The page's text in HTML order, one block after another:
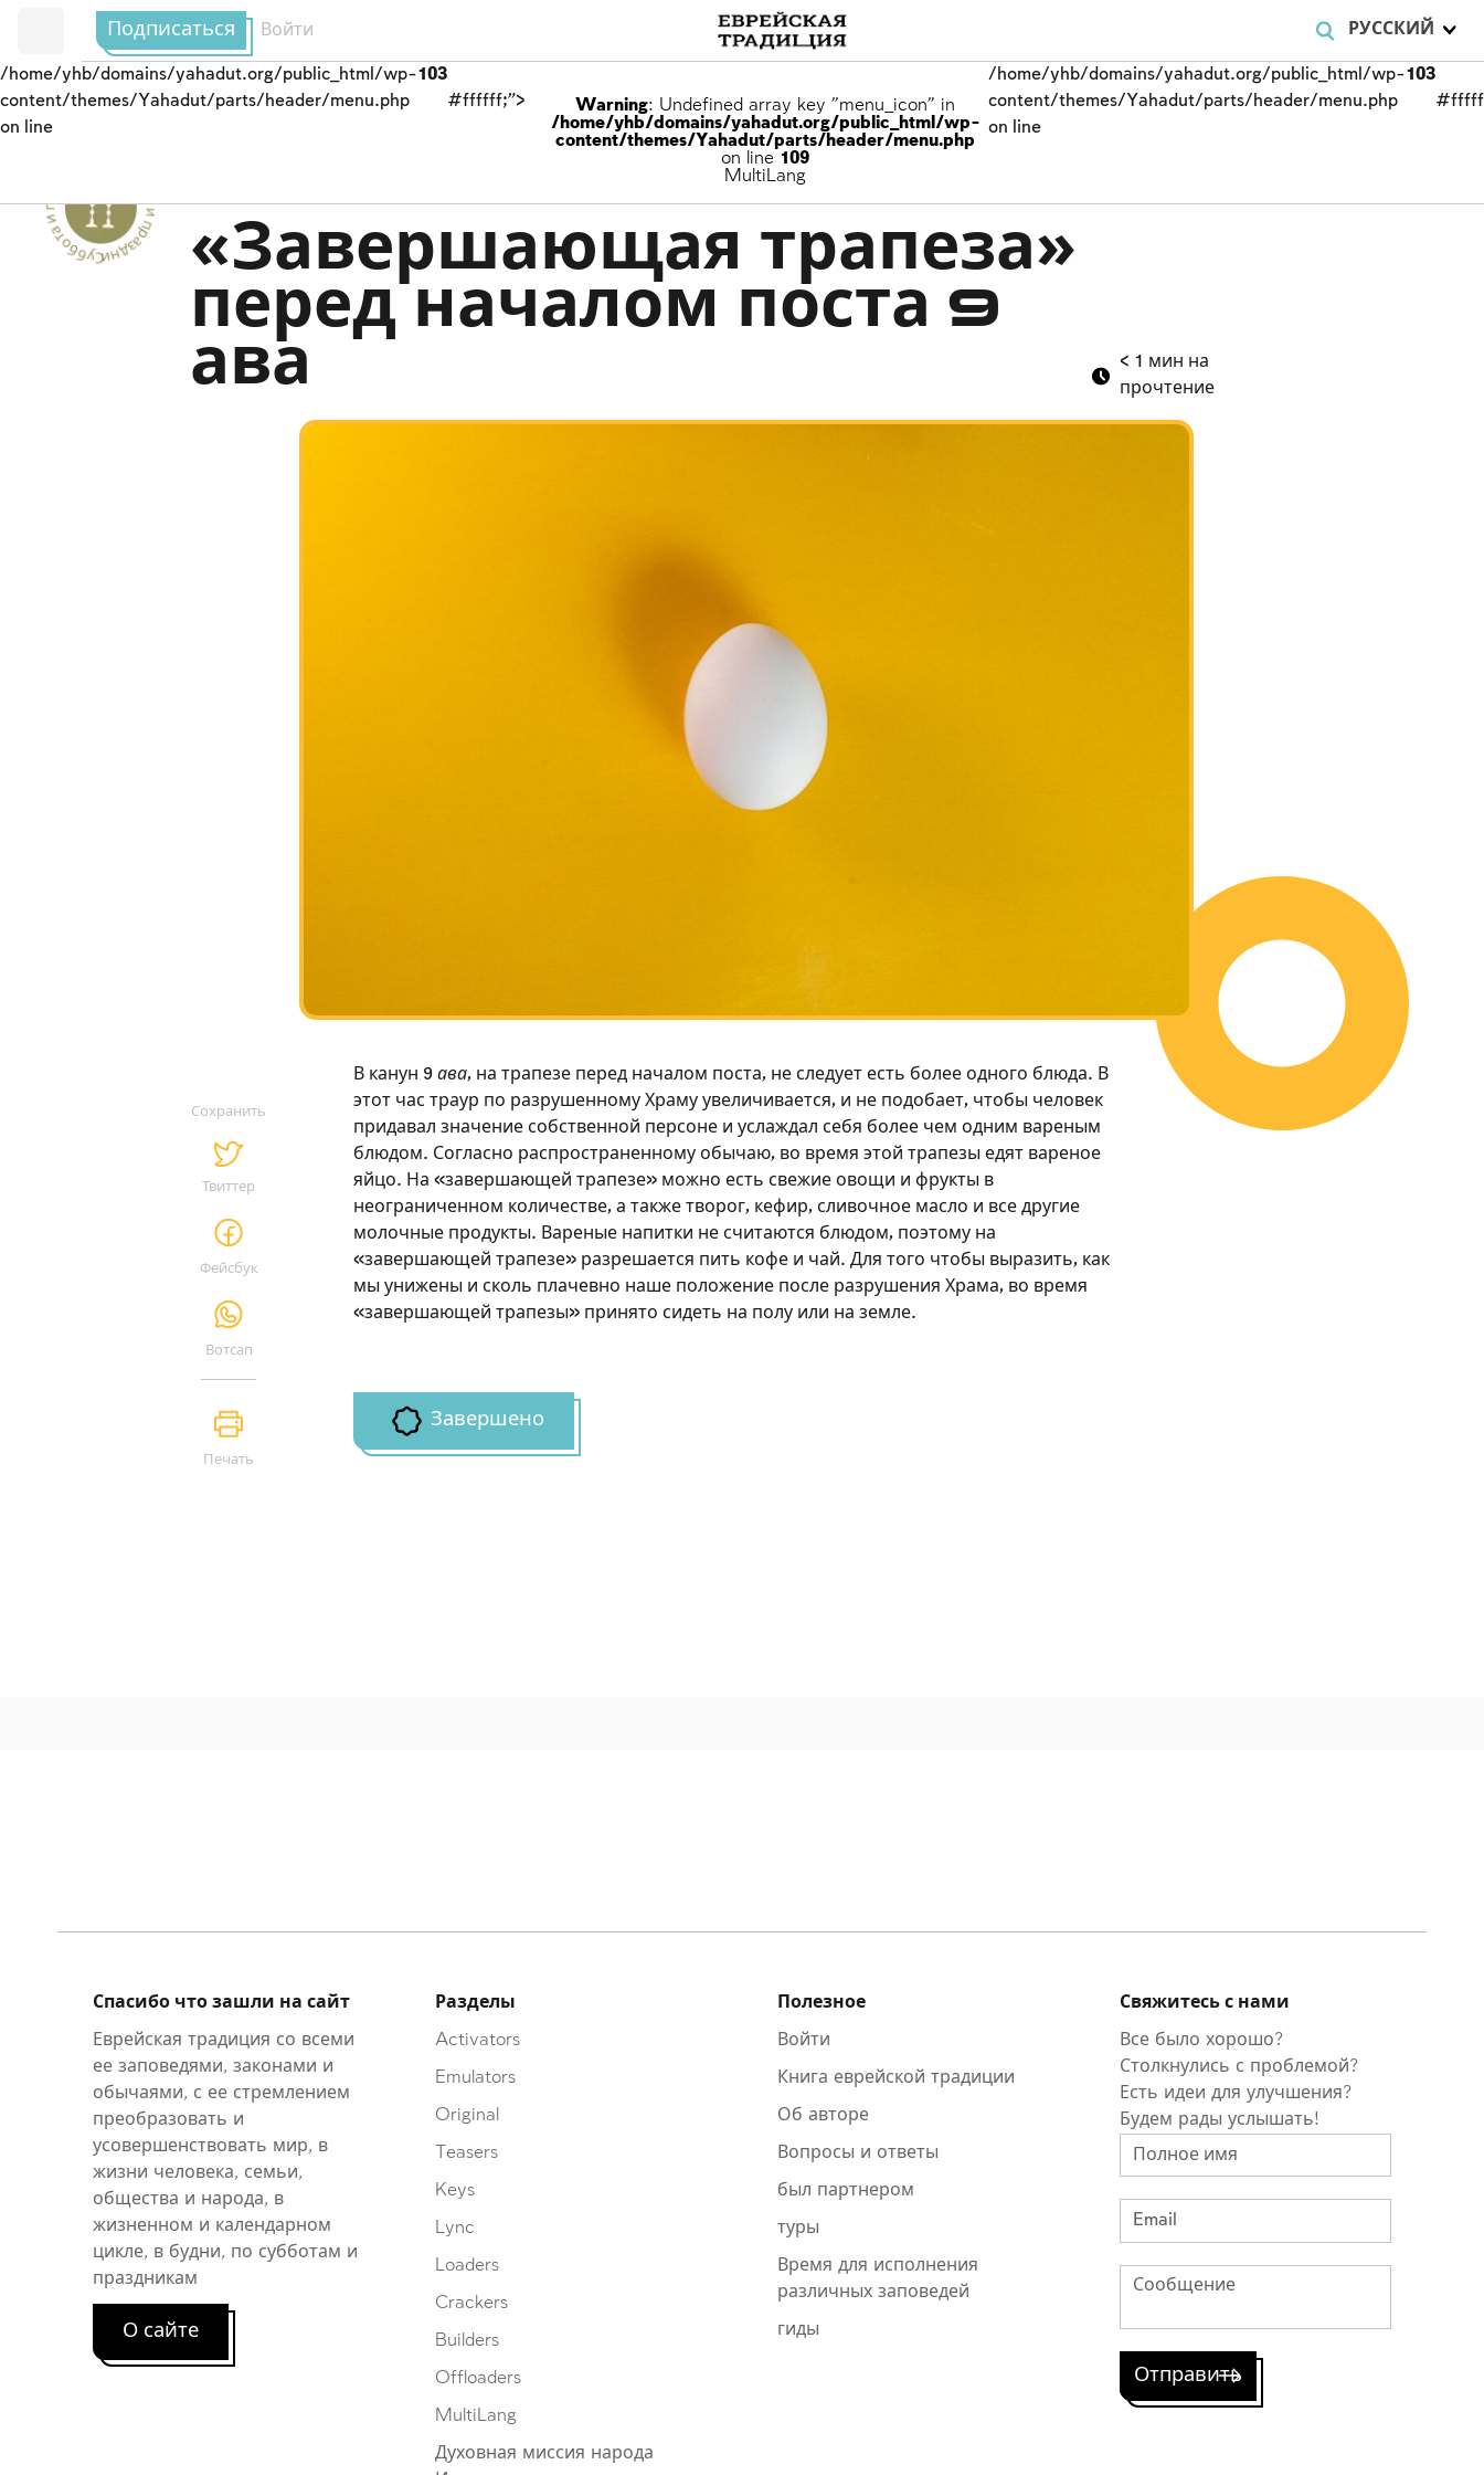
РУССКИЙ
Подписаться Войти
/home/yhb/domains/yahadut.org/public_html/wp-
content/themes/Yahadut/parts/header/menu.php
on line
103
#ffffff;">
Warning: Undefined array key "menu_icon" in
/home/yhb/domains/yahadut.org/public_html/wp-
content/themes/Yahadut/parts/header/menu.php
on line 109
MultiLang
/home/yhb/domains/yahadut.org/public_html/wp-
content/themes/Yahadut/parts/header/menu.php
on line
103
Суббота и праздники - Суббота и праздники -- «Завершающая трапеза»
перед началом поста 9
ава
< 1 мин на
прочтение
Сохранить
Твиттер
Фейсбук
Вотсап
Печать
В канун 9 ава, на трапезе перед началом поста, не следует есть более одного блюда. В
этот час траур по разрушенному Храму увеличивается, и не подобает, чтобы человек
придавал значение собственной персоне и услаждал себя более чем одним вареным
блюдом. Согласно распространенному обычаю, во время этой трапезы едят вареное
яйцо. На «завершающей трапезе» можно есть свежие овощи и фрукты в
неограниченном количестве, а также творог, кефир, сливочное масло и все другие
молочные продукты. Вареные напитки не считаются блюдом, поэтому на
«завершающей трапезе» разрешается пить кофе и чай. Для того чтобы выразить, как
мы унижены и сколь плачевно наше положение после разрушения Храма, во время
«завершающей трапезы» принято сидеть на полу или на земле.
Завершеносайте
Свяжитесь с нами
Все было хорошо?
Столкнулись с проблемой?
Есть идеи для улучшения?
Будем рады услышать!
Полезное
Войти
Книга еврейской традиции
Об авторе
Вопросы и ответы
был партнером
туры
Время для исполнения
различных заповедей
гиды
Разделы
Activators
Emulators
Original
Teasers
Keys
Lync
Loaders
Crackers
Builders
Offloaders
MultiLang
Духовная миссия народа
Спасибо что зашли на сайт
Еврейская традиция со всеми
ее заповедями, законами и
обычаями, с ее стремлением
преобразовать и
усовершенствовать мир, в
жизни человека, семьи,
общества и народа, в
жизненном и календарном
цикле, в будни, по субботам и
праздникам
О сайте